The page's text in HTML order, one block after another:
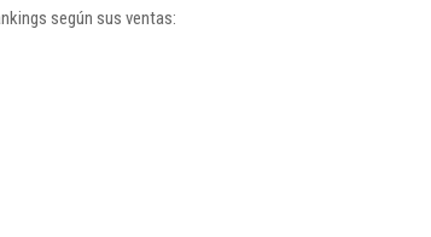
según sus ventas: